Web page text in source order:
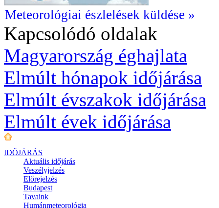
Meteorológiai észlelések küldése »
Kapcsolódó oldalak
Magyarország éghajlata
Elmúlt hónapok időjárása
Elmúlt évszakok időjárása
Elmúlt évek időjárása
IDŐJÁRÁS
Aktuális időjárás
Veszélyjelzés
Előrejelzés
Budapest
Tavaink
Humánmeteorológia